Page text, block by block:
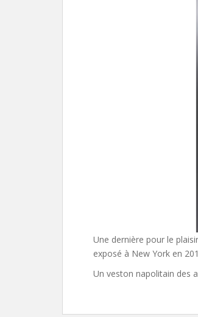
Une dernière pour le
exposé à New York en
Un veston napolitain des